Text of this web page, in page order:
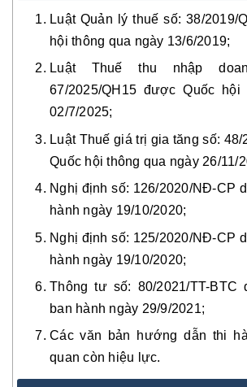
Luật Quản lý thuế số: 38/2019/
hội thông qua ngày 13/6/2019;
Luật Thuế thu nhập
67/2025/QH15 được Quốc hội
02/7/2025;
Luật Thuế giá trị gia tăng số:
Quốc hội thông qua ngày 26/11/
Nghị định số: 126/2020/NĐ-CP
hành ngày 19/10/2020;
Nghị định số: 125/2020/NĐ-CP
hành ngày 19/10/2020;
Thông tư số: 80/2021/TT-BTC
ban hành ngày 29/9/2021;
Các văn bản hướng dẫn thi
quan còn hiệu lực.